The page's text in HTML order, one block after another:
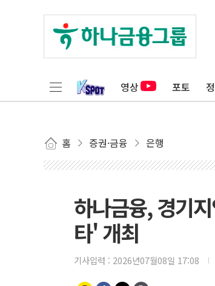
영상 포토
홈 증권·금융 은행
하나금융, 경기
타' 개최
기사입력 : 2026년07월08일 17:08